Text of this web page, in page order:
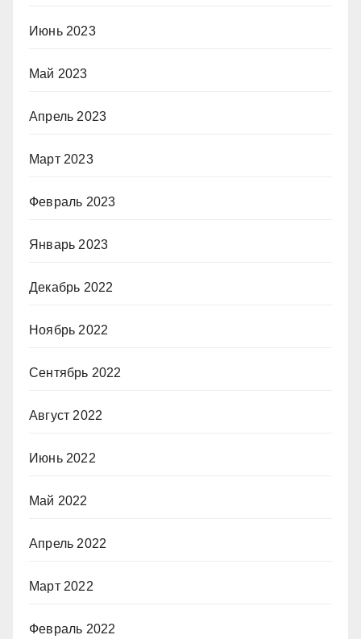
Июнь 2023
Май 2023
Апрель 2023
Март 2023
Февраль 2023
Январь 2023
Декабрь 2022
Ноябрь 2022
Сентябрь 2022
Август 2022
Июнь 2022
Май 2022
Апрель 2022
Март 2022
Февраль 2022